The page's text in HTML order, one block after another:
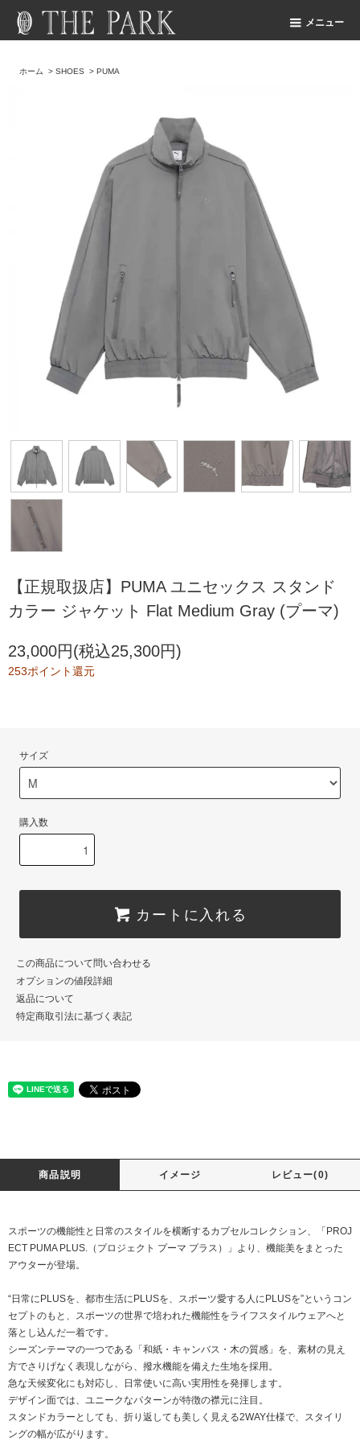
メニュー
ホーム >SHOES >PUMA
【正規取扱店】PUMA ユニセックス スタンド
カラー ジャケット Flat Medium Gray (プーマ)
23,000円(税込25,300円)
253ポイント還元
サイズ
購入数
カートに入れる
この商品について問い合わせる
オプションの値段詳細
返品について
特定商取引法に基づく表記
商品説明 イメージ レビュー(0)
スポーツの機能性と日常のスタイルを横断するカプセルコレクション、「PROJ
ECT PUMA PLUS.（プロジェクト プーマ プラス）」より、機能美をまとった
アウターが登場。
“日常にPLUSを、都市生活にPLUSを、スポーツ愛する人にPLUSを”というコン
セプトのもと、スポーツの世界で培われた機能性をライフスタイルウェアへと
落とし込んだ一着です。
シーズンテーマの一つである「和紙・キャンバス・木の質感」を、素材の見え
方でさりげなく表現しながら、撥水機能を備えた生地を採用。
急な天候変化にも対応し、日常使いに高い実用性を発揮します。
デザイン面では、ユニークなパターンが特徴の襟元に注目。
スタンドカラーとしても、折り返しても美しく見える2WAY仕様で、スタイリ
ングの幅が広がります。